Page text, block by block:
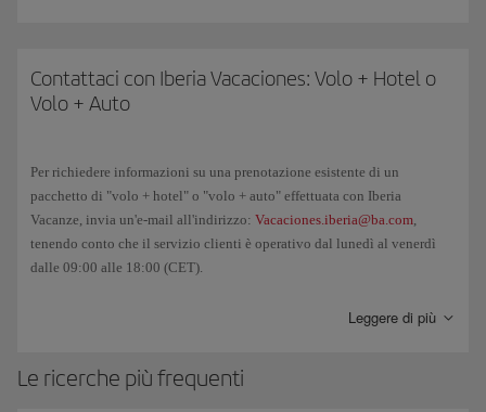
futuro sia migliore per tutti.
Contattaci con Iberia Vacaciones: Volo + Hotel o
Volo + Auto
Per richiedere informazioni su una prenotazione esistente di un
pacchetto di "volo + hotel" o "volo + auto" effettuata con Iberia
Vacanze, invia un'e-mail all'indirizzo: Vacaciones.iberia@ba.com,
tenendo conto che il servizio clienti è operativo dal lunedì al venerdì
dalle 09:00 alle 18:00 (CET).
E se vuoi cancellare la tua prenotazione e/o conoscere i costi diLeggere di più
Le ricerche più frequenti